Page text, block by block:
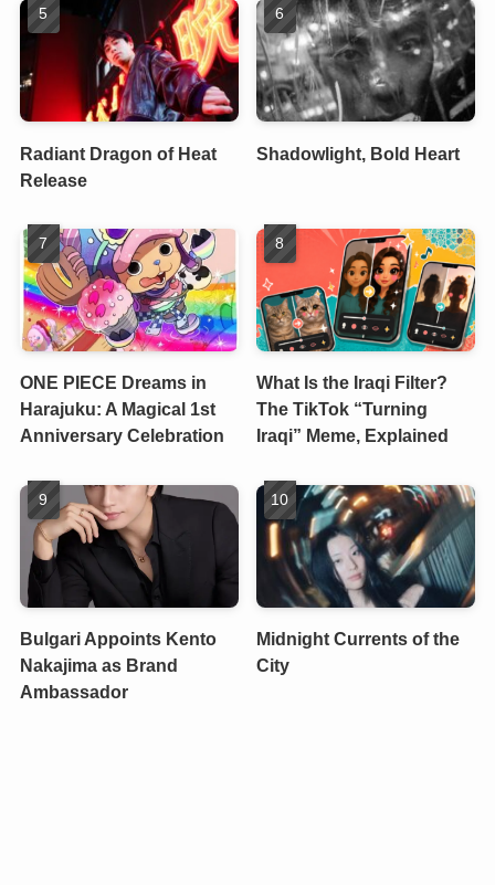
Radiant Dragon of Heat
Release
Shadowlight, Bold Heart
ONE PIECE Dreams in
Harajuku: A Magical 1st
Anniversary Celebration
What Is the Iraqi Filter?
The TikTok “Turning
Iraqi” Meme, Explained
Bulgari Appoints Kento
Nakajima as Brand
Ambassador
Midnight Currents of the
City